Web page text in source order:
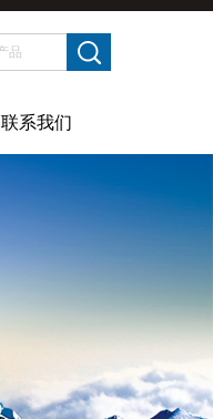
联系我们